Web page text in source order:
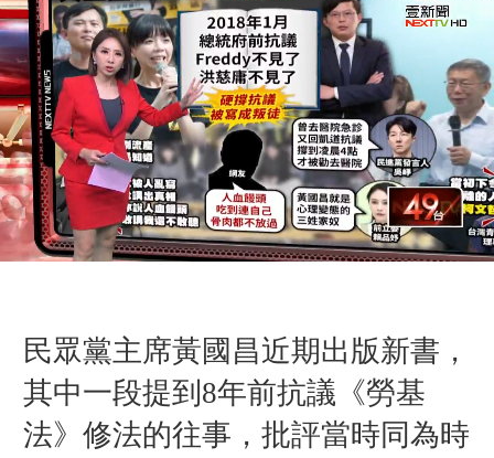
民眾黨主席黃國昌近期出版新書，
其中一段提到8年前抗議《勞基
法》修法的往事，批評當時同為時